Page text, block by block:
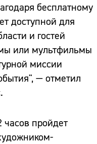
бесплатному
доступной для
и гостей
или мультфильмы
миссии
— отметил
часов пройдет